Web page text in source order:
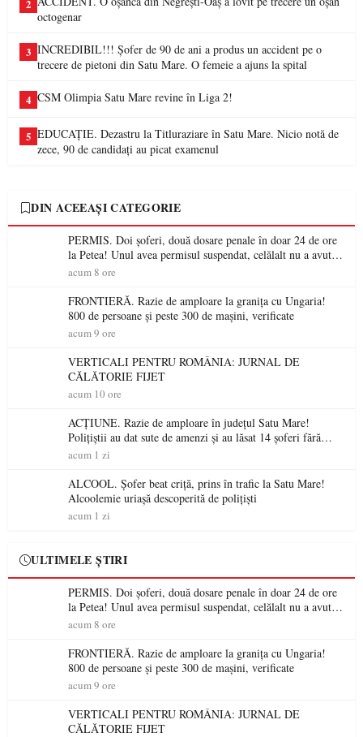
2
octogenar
3 INCREDIBIL!!! Șofer de 90 de ani a produs un accident pe o
trecere de pietoni din Satu Mare. O femeie a ajuns la spital
4 CSM Olimpia Satu Mare revine în Liga 2!
5 EDUCAȚIE. Dezastru la Titluraziare în Satu Mare. Nicio notă de
zece, 90 de candidați au picat examenul
DIN ACEEAȘI CATEGORIE
PERMIS. Doi șoferi, două dosare penale în doar 24 de ore
la Petea! Unul avea permisul suspendat, celălalt nu a avut
niciodată permis
acum 8 ore
FRONTIERĂ. Razie de amploare la granița cu Ungaria!
800 de persoane și peste 300 de mașini, verificate
acum 9 ore
VERTICALI PENTRU ROMÂNIA: JURNAL DE
CĂLĂTORIE FIJET
acum 10 ore
ACȚIUNE. Razie de amploare în județul Satu Mare!
Polițiștii au dat sute de amenzi și au lăsat 14 șoferi fără
permis într-o singură zi
acum 1 zi
ALCOOL. Șofer beat criță, prins în trafic la Satu Mare!
Alcoolemie uriașă descoperită de polițiști
acum 1 zi
ULTIMELE ȘTIRI
PERMIS. Doi șoferi, două dosare penale în doar 24 de ore
la Petea! Unul avea permisul suspendat, celălalt nu a avut
niciodată permis
acum 8 ore
FRONTIERĂ. Razie de amploare la granița cu Ungaria!
800 de persoane și peste 300 de mașini, verificate
acum 9 ore
VERTICALI PENTRU ROMÂNIA: JURNAL DE
CĂLĂTORIE FIJET